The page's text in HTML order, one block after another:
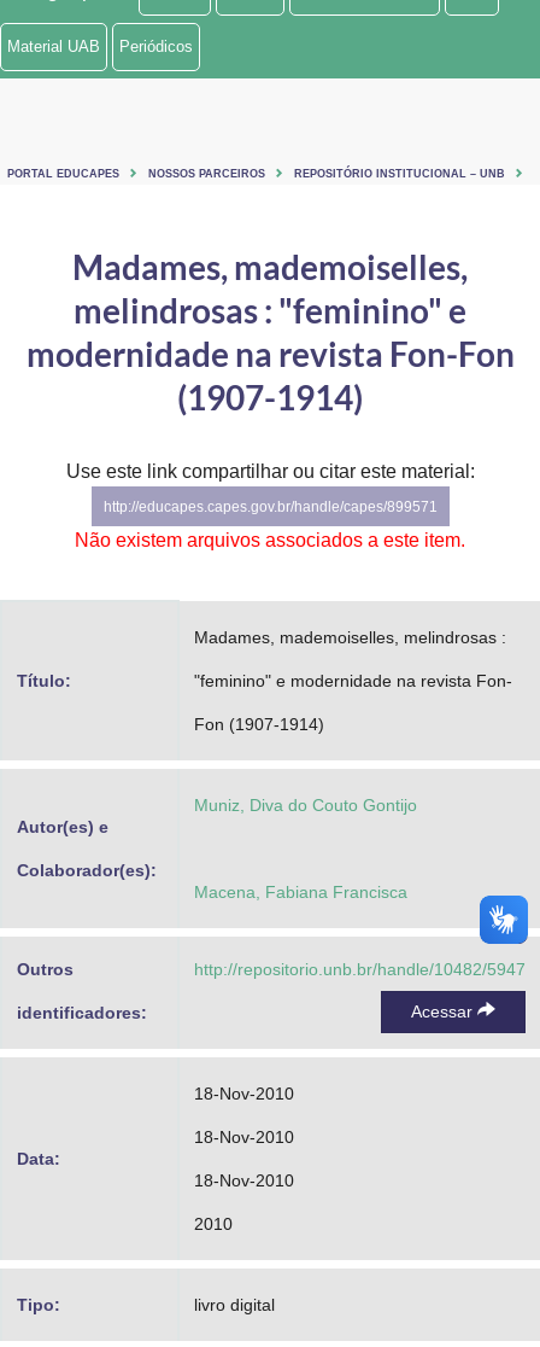
Ministério de Minas e Energia
Controladoria-Geral da União
Ministério da Mulher, da Família e dos Direitos Humanos
Gabinete de Segurança Institucional
Material UAB Periódicos
PORTAL EDUCAPES NOSSOS PARCEIROS REPOSITÓRIO INSTITUCIONAL – UNB
Madames, mademoiselles,
melindrosas : "feminino" e
modernidade na revista Fon-Fon
(1907-1914)
Use este link compartilhar ou citar este material:
http://educapes.capes.gov.br/handle/capes/899571
Não existem arquivos associados a este item.
Título:
Madames, mademoiselles, melindrosas :
"feminino" e modernidade na revista Fon-
Fon (1907-1914)
Autor(es) e
Colaborador(es):
Muniz, Diva do Couto Gontijo
Macena, Fabiana Francisca
Outros
identificadores:
http://repositorio.unb.br/handle/10482/5947
Acessar
Data:
18-Nov-2010
18-Nov-2010
18-Nov-2010
2010
Tipo: livro digital